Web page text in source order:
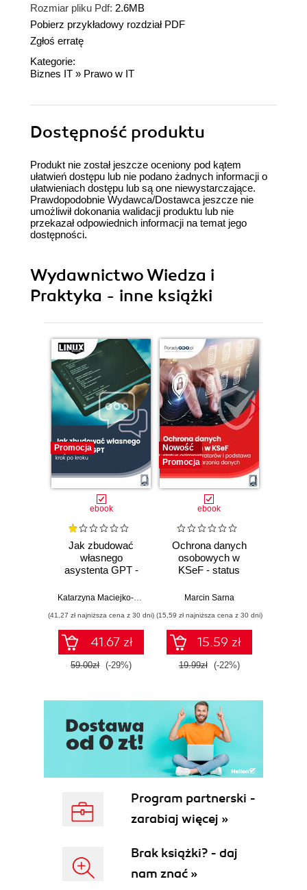
Rozmiar pliku Pdf: 2.6MB
Pobierz przykładowy rozdział PDF
Zgłoś erratę
Kategorie:
Biznes IT » Prawo w IT
Dostępność produktu
Produkt nie został jeszcze oceniony pod kątem
ułatwień dostępu lub nie podano żadnych informacji o
ułatwieniach dostępu lub są one niewystarczające.
Prawdopodobnie Wydawca/Dostawca jeszcze nie
umożliwił dokonania walidacji produktu lub nie
przekazał odpowiednich informacji na temat jego
dostępności.
Wydawnictwo Wiedza i
Praktyka - inne książki
Promocja
ebook
Jak zbudować
własnego
asystenta GPT -
(41,27 zł najniższa cena z 30 dni)
41.67 zł
59.00zł (-29%)
Nowość
Promocja
ebook
Ochrona danych
osobowych w
KSeF - status
podstawa prawna
danych
Marcin Sarna
(15,59 zł najniższa cena z 30 dni)
15.59 zł
19.99zł (-22%)
Program partnerski -
zarabiaj więcej »
Brak książki? - daj
nam znać »